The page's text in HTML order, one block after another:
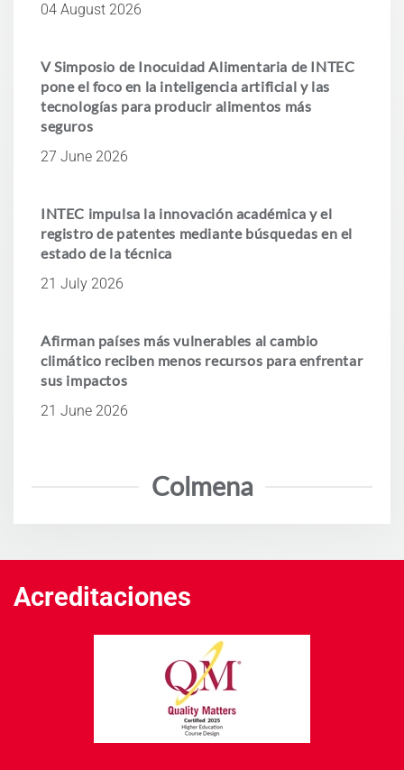
04 August 2026
V Simposio de Inocuidad Alimentaria de INTEC
pone el foco en la inteligencia artificial y las
tecnologías para producir alimentos más
seguros
27 June 2026
INTEC impulsa la innovación académica y el
registro de patentes mediante búsquedas en el
estado de la técnica
21 July 2026
Afirman países más vulnerables al cambio
climático reciben menos recursos para enfrentar
sus impactos
21 June 2026
Colmena
Acreditaciones